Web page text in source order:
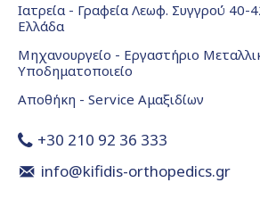
Ιατρεία - Γραφεία Λεωφ. Συγγρού 40-
Ελλάδα
Μηχανουργείο - Εργαστήριο
Υποδηματοποιείο
Αποθήκη - Service Αμαξιδίων
+30 210 92 36 333
info@kifidis-orthopedics.gr